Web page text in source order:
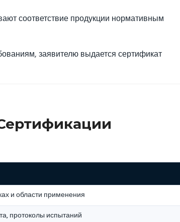
соответствие продукции нормативным
заявителю выдается сертификат
и области применения
протоколы испытаний